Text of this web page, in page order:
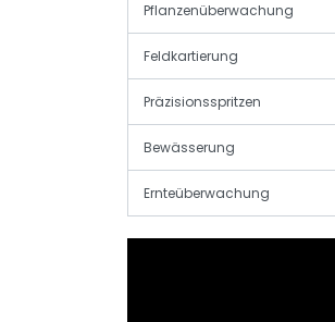
Pflanzenüberwachung
Feldkartierung
Präzisionsspritzen
Bewässerung
Ernteüberwachung